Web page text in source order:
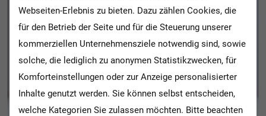
Webseiten-Erlebnis zu bieten. Dazu zählen Cookies, die
für den Betrieb der Seite und für die Steuerung unserer
kommerziellen Unternehmensziele notwendig sind, sowie
solche, die lediglich zu anonymen Statistikzwecken, für
Komforteinstellungen oder zur Anzeige personalisierter
Inhalte genutzt werden. Sie können selbst entscheiden,
welche Kategorien Sie zulassen möchten. Bitte beachten